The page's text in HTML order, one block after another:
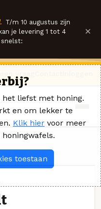
T/m 10 augustus zijn
je levering 1 tot 4
×
het liefst met honing.
en om lekker te
Klik hier voor meer
toestaan